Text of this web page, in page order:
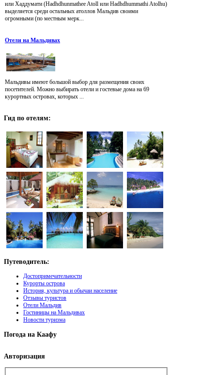
или Хаддумати (Hadhdhunmathee Atoll или Hadhdhummathi Atolhu)
выделяется среди остальных атоллов Мальдив своими
огромными (по местным мерк...
Отели на Мальдивах
Мальдивы имеют большой выбор для размещения своих
посетителей. Можно выбирать отели и гостевые дома на 69
курортных островах, которых ...
Гид по отелям:
Путеводитель:
Достопримечательности
Курорты острова
История, культура и обычаи население
Отзывы туристов
Отели Мальдив
Гостиницы на Мальдивах
Новости туризма
Погода на Каафу
Авторизация